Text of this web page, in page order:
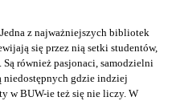
z najważniejszych bibliotek
się przez nią setki studentów,
również pasjonaci, samodzielni
niedostępnych gdzie indziej
w BUW-ie też się nie liczy. W